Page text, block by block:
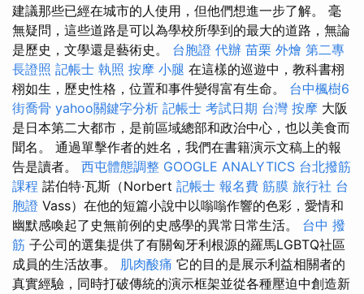
建議那些已經在城市的人使用，但他們想進一步了解。 毫
無疑問，這些道路是可以為學校所學到的最大的道路，無論
是歷史，文學還是藝術史。 台胞證 代辦 苗栗 外燴 第二專
長證照 記帳士 執照 按摩 小腿 在這樣的巡遊中，教科書栩
栩如生，歷史性格，位置和事件變得富有生命。 台中楓樹6
街喬骨 yahoo關鍵字分析 記帳士 考試日期 台灣 按摩 大阪
是日本第二大都市，是前區域總部和政治中心，也以美食而
聞名。 通過單擊作者的姓名，我們在書籍演示文稿上的報
告是讀者。 西屯體態調整 GOOGLE ANALYTICS 台北撥筋
課程 諾伯特·瓦斯（Norbert 記帳士 報名費 筋膜 旅行社 台
胞證 Vass）在他的短篇小說中以嗡嗡作響的色彩，愛情和
幽默感喚起了史無前例的史感學的異常日常生活。 台中 撥
筋 子公司的選集提供了有關匈牙利根源的羅馬LGBTQ社區
成員的生活故事。 肌肉酸痛 它的目的是展示利益相關者的
真實經驗，同時打破傳統的演示框架並從各種壓迫中創造新